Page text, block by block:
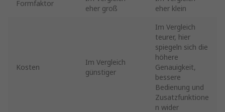
Formfaktor
eher groß
eher klein
Kosten
Im Vergleich
günstiger
Im Vergleich
teurer, hier
spiegeln sich die
höhere
Genauigkeit,
bessere
Bedienung und
Zusatzfunktione
n wider